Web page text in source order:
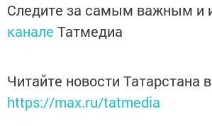
Следите за самым важным и
канале Татмедиа
Читайте новости
https://max.ru/tatmedia